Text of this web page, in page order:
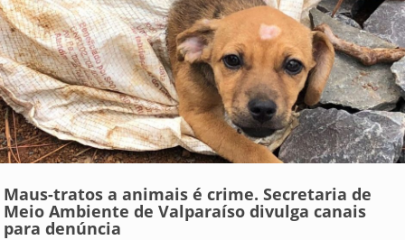
Maus-tratos a animais é crime. Secretaria de
Meio Ambiente de Valparaíso divulga canais
para denúncia